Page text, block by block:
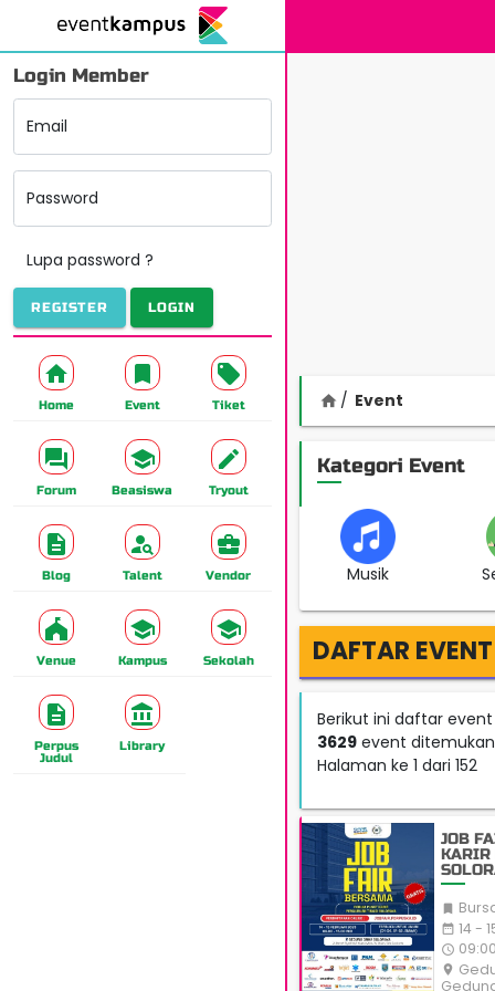
Login Member
Email
Password
Lupa password ?
REGISTER LOGIN
Home Event Tiket
Forum Beasiswa Tryout
Blog Talent Vendor
Venue Kampus Sekolah
Perpus
Judul
Library
home Event
Kategori Event
Musik
DAFTAR EVENT
Berikut ini daftar event
3629event ditemukan
Halaman ke 1 dari 152
JOB
KARIR

date_range 14 -
access_time
place